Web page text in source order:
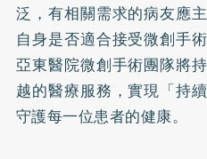
泛，有相關需求的病友應
自身是否適合接受微創手
亞東醫院微創手術團隊將
越的醫療服務，實現「持
守護每一位患者的健康。